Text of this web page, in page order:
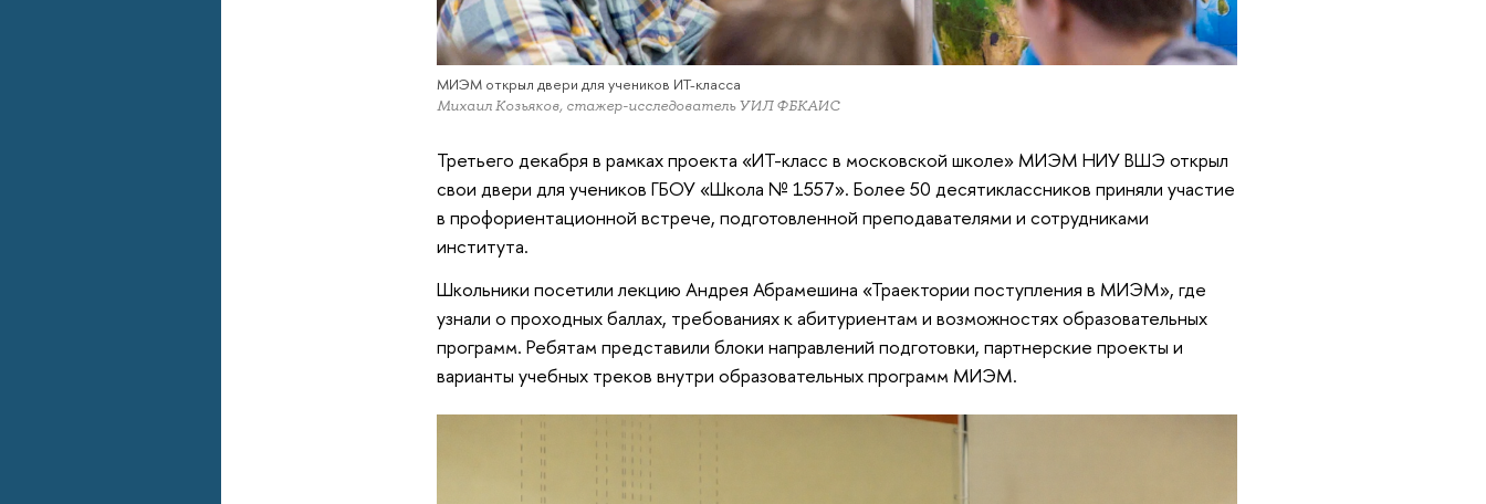
МИЭМ открыл двери для учеников ИТ-класса
Михаил Козьяков, стажер-исследователь УИЛ ФБКАИС
Третьего декабря в рамках проекта «ИТ-класс в московской школе» МИЭМ НИУ ВШЭ открыл
свои двери для учеников ГБОУ «Школа № 1557». Более 50 десятиклассников приняли участие
в профориентационной встрече, подготовленной преподавателями и сотрудниками
института.
Школьники посетили лекцию Андрея Абрамешина «Траектории поступления в МИЭМ», где
узнали о проходных баллах, требованиях к абитуриентам и возможностях образовательных
программ. Ребятам представили блоки направлений подготовки, партнерские проекты и
варианты учебных треков внутри образовательных программ МИЭМ.